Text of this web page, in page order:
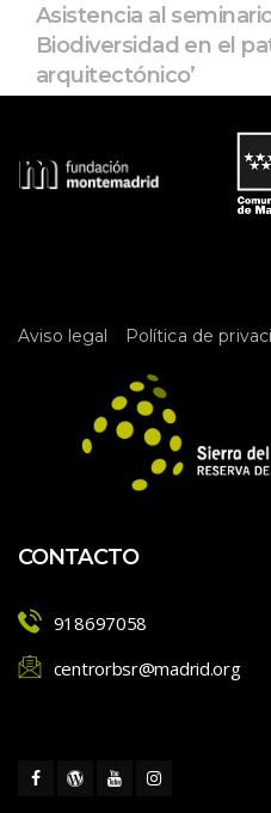
Asistencia al
Biodiversidad en el
arquitectónico’
Aviso legal Política de
CONTACTO
918697058
centrorbsr@madrid.org